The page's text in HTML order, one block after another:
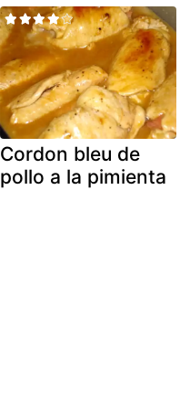
Cordon bleu de
pollo a la pimienta